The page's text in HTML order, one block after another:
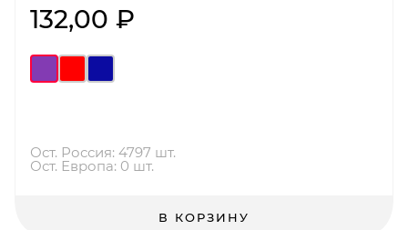
132,00 ₽
Ост. Россия: 4797 шт.
Ост. Европа: 0 шт.
В КОРЗИНУ